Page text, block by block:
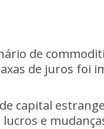
de
de juros foi
capital
e